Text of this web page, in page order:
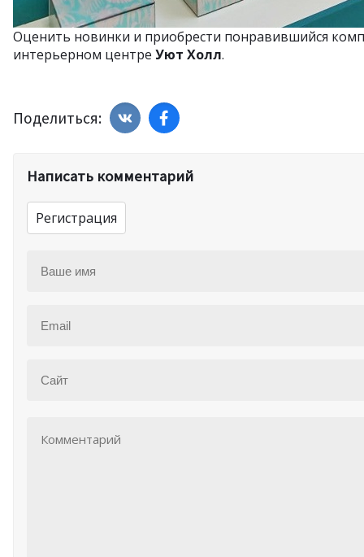
Оценить новинки и приобрести понравившийся
интерьерном центре Уют Холл.
Поделиться:
Написать комментарий
Регистрация